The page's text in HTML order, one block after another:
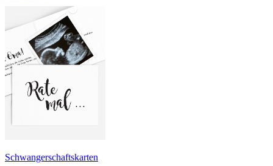
Schwangerschaftskarten